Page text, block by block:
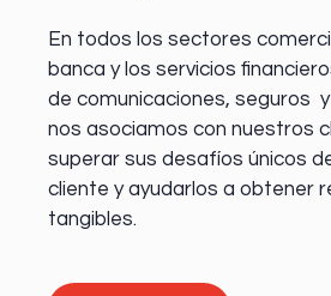
En todos los sectores
banca y los servicios
de comunicaciones, seguros
nos asociamos con nuestros
superar sus desafíos únicos
cliente y ayudarlos a obtener
tangibles.